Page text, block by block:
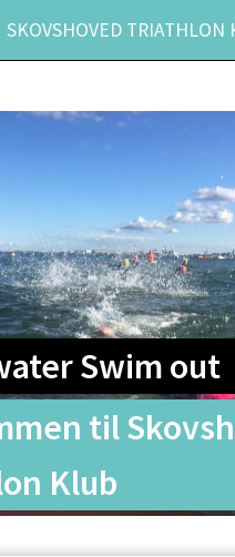
SKOVSHOVED TRIATHLON
Swim out
til
Klub